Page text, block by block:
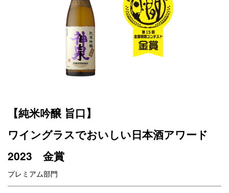
【純米吟醸 旨口】
ワイングラスでおいしい日本酒アワード
2023 金賞
プレミアム部門